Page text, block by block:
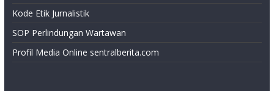
Kode Etik Jurnalistik
SOP Perlindungan Wartawan
Profil Media Online sentralberita.com